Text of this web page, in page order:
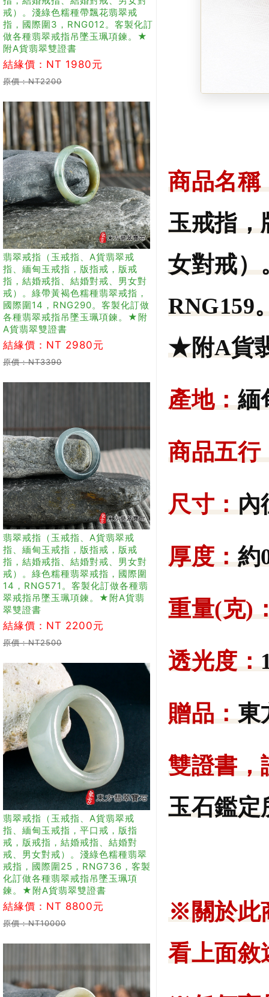
戒）。淺綠色糯種帶飄花翡翠戒
指，國際圍3，RNG012。客製化訂
做各種翡翠戒指吊墜玉珮項鍊。★
附A貨翡翠雙證書
結緣價：NT 1980元
原價：NT2200
翡翠戒指（玉戒指、A貨翡翠戒
指、緬甸玉戒指，版指戒，版戒
指，結婚戒指、結婚對戒、男女對
戒）。綠帶黃褐色糯種翡翠戒指，
國際圍14，RNG290。客製化訂做
各種翡翠戒指吊墜玉珮項鍊。★附
A貨翡翠雙證書
結緣價：NT 2980元
原價：NT3390
翡翠戒指（玉戒指、A貨翡翠戒
指、緬甸玉戒指，版指戒，版戒
指，結婚戒指、結婚對戒、男女對
戒）。綠色糯種翡翠戒指，國際圍
14，RNG571。客製化訂做各種翡
翠戒指吊墜玉珮項鍊。★附A貨翡
翠雙證書
結緣價：NT 2200元
原價：NT2500
翡翠戒指（玉戒指、A貨翡翠戒
指、緬甸玉戒指，平口戒，版指
戒，版戒指，結婚戒指、結婚對
戒、男女對戒）。淺綠色糯種翡翠
戒指，國際圍25，RNG736，客製
化訂做各種翡翠戒指吊墜玉珮項
鍊。★附A貨翡翠雙證書
結緣價：NT 8800元
原價：NT10000
商品名稱
玉戒指，
女對戒）
RNG159
★附A貨
產地： 緬
商品五行
尺寸： 內
厚度： 約
重量(克)
透光度：
贈品： 東
雙證書，
玉石鑑
※關於此
看上面敘